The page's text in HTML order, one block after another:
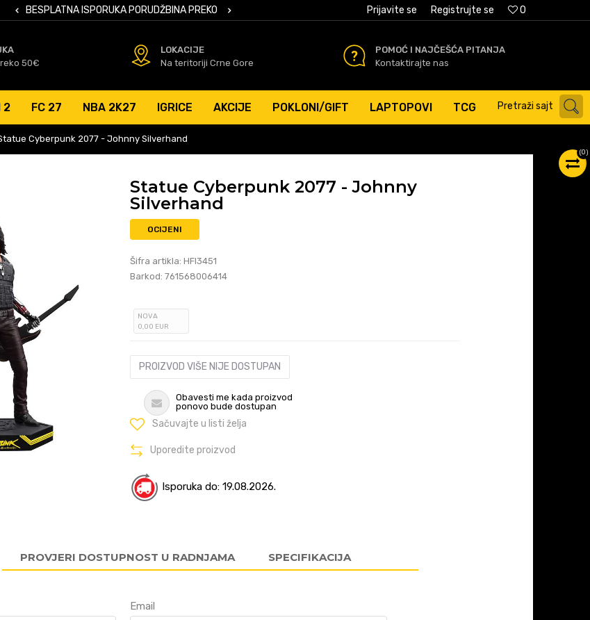
BESPLATNA ISPORUKA PORUDŽBINA PREKO 50 EURSIGURNO PLAĆANJE PLATNIM KARTICAMA 0
Prijavite se Registrujte se
50€
LOKACIJE
Na teritoriji Crne Gore
POMOĆ I NAJČEŠĆA PITANJA
Kontaktirajte nas
2 FC 27 NBA 2K27 IGRICE AKCIJE POKLONI/GIFT LAPTOPOVI TCG Pretraži sajt
Cyberpunk 2077 - Johnny Silverhand
(0)
Statue Cyberpunk 2077 - Johnny
Silverhand
OCIJENI
Šifra artikla: HFI3451
Barkod: 761568006414
NOVA
0,00 EUR
PROIZVOD VIŠE NIJE DOSTUPAN
Obavesti me kada proizvod
ponovo bude dostupan
Sačuvajte u listi želja
Uporedite proizvod
Isporuka do: 19.08.2026.
PROVJERI DOSTUPNOST U RADNJAMA SPECIFIKACIJA
Email